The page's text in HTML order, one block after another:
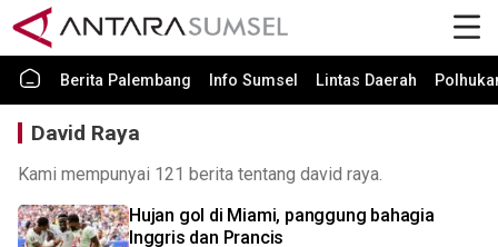
Berita Palembang Info Sumsel Lintas Daerah
David Raya
Kami mempunyai 121 berita tentang david raya.
Hujan gol di Miami, panggung bahagia
Inggris dan Prancis